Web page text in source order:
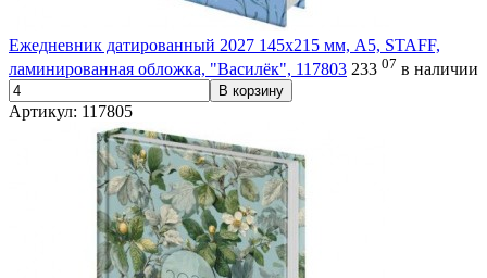
Ежедневник датированный 2027 145х215 мм, А5, STAFF,
ламинированная обложка, "Василёк", 117803 233 07 в наличии
В корзину
Артикул: 117805